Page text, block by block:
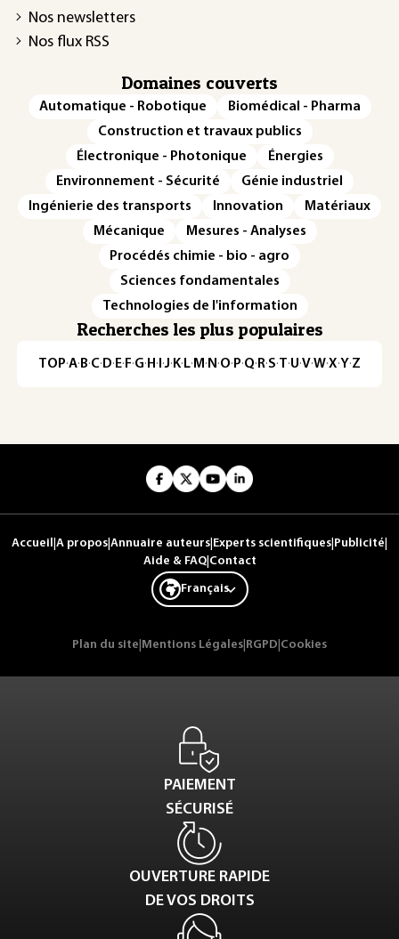
Nos newsletters
Nos flux RSS
Domaines couverts
Automatique - Robotique
Biomédical - Pharma
Construction et travaux publics
Électronique - Photonique
Énergies
Environnement - Sécurité
Génie industriel
Ingénierie des transports
Innovation
Matériaux
Mécanique
Mesures - Analyses
Procédés chimie - bio - agro
Sciences fondamentales
Technologies de l'information
Recherches les plus populaires
TOP·A·B·C· D· E· F·G· H · ·J· K· L· M · N ·O· P·Q· R·S·T·U·V·W·X·Y·Z
Accueil A propos Annuaire auteurs Experts scientifiques Publicité
Aide & FAQ| Contact
Français
Plan du site Mentions Légales RGPD Cookies
PAIEMENT
SÉCURISÉ
OUVERTURE RAPIDE
DE VOS DROITS